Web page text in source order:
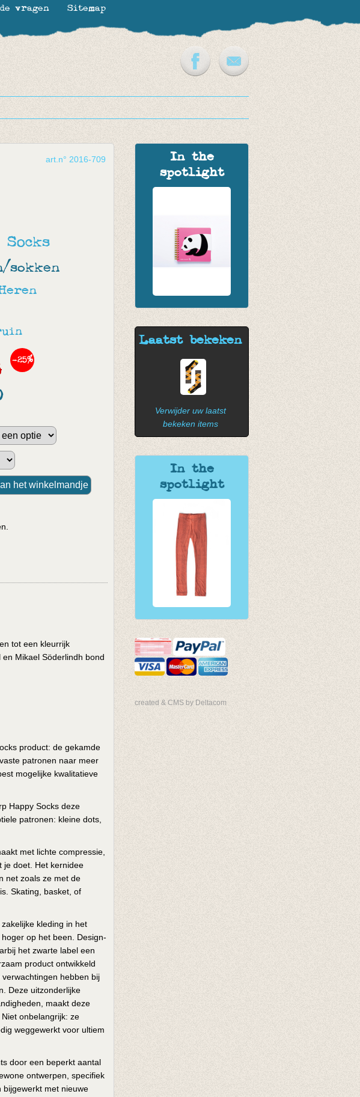
In the
spotlight
Laatst bekeken
Verwijder uw laatst
bekeken items
In the
spotlight
created & CMS by Deltacom
art.n° 2016-709
Socks
sokken
-25%
tot een kleurrijk
Mikael Söderlindh bond
product: de gekamde
patronen naar meer
mogelijke kwalitatieve
Happy Socks deze
patronen: kleine dots,
met lichte compressie,
je doet. Het kernidee
net zoals ze met de
Skating, basket, of
kleding in het
op het been. Design-
het zwarte label een
product ontwikkeld
hebben bij
Deze uitzonderlijke
maakt deze
onbelangrijk: ze
weggewerkt voor ultiem
door een beperkt aantal
ontwerpen, specifiek
bijgewerkt met nieuwe
vragen Sitemap